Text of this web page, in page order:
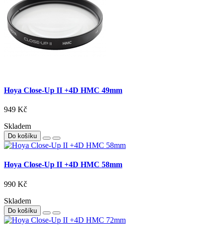
Hoya Close-Up II +4D HMC 49mm
949 Kč
Skladem
Do košíku
Hoya Close-Up II +4D HMC 58mm
990 Kč
Skladem
Do košíku